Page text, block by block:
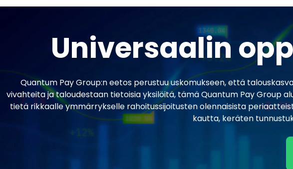
Universaalin
Quantum Pay Group:n eetos perustuu uskomukseen, että
vivahteita ja taloudestaan tietoisia yksilöitä, tämä Quantum Pay Group
tietä rikkaalle ymmärrykselle rahoitussijoitusten olennaisista
kautta, keräten